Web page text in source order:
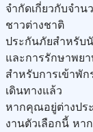
จำกัดเกี่ยวกับจำ
ชาวต่างชาติ
ประกันภัยสำหรับ
และการรักษาพย
สำหรับการเข้าพั
เดินทางแล้ว
หากคุณอยู่ต่างปร
งานตัวเลือกนี้ หา